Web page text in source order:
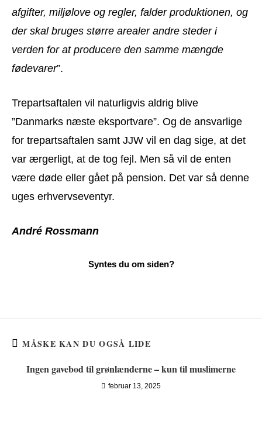
afgifter, miljølove og regler, falder produktionen, og
der skal bruges større arealer andre steder i
verden for at producere den samme mængde
fødevarer”.
Trepartsaftalen vil naturligvis aldrig blive
”Danmarks næste eksportvare”. Og de ansvarlige
for trepartsaftalen samt JJW vil en dag sige, at det
var ærgerligt, at de tog fejl. Men så vil de enten
være døde eller gået på pension. Det var så denne
uges erhvervseventyr.
André Rossmann
MÅSKE KAN DU OGSÅ LIDE
Ingen gavebod til grønlænderne – kun til muslimerne
februar 13, 2025